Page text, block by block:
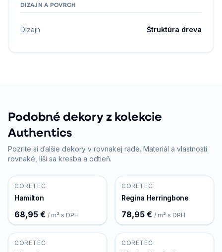
DIZAJN A POVRCH
Dizajn Štruktúra dreva
Podobné dekory z kolekcie
Authentics
Pozrite si ďalšie dekory v rovnakej rade. Materiál a vlastnosti
rovnaké, líši sa kresba a odtieň.
CORETEC
Hamilton
68,95 € / m² s DPH
CORETEC
Regina Herringbone
78,95 € / m² s DPH
CORETEC CORETEC